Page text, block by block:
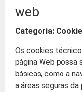
web
Categoria:
Os cookies
página Web possa
básicas, como a
a áreas seguras da